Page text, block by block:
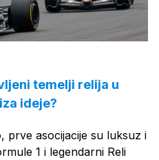
temelji relija u
ideje?
prve asocijacije su luksuz i
1 i legendarni Reli